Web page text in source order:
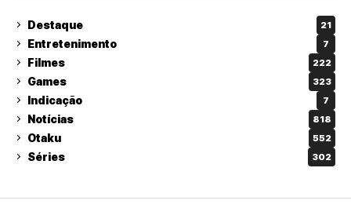
Destaque 21
Entretenimento 7
Filmes 222
Games 323
Indicação 7
Notícias 818
Otaku 552
Séries 302